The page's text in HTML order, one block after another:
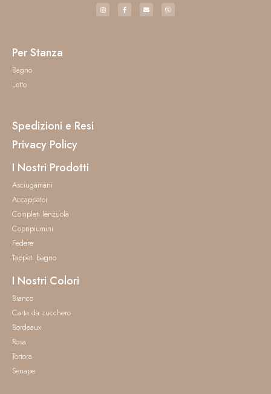
Per Stanza
Bagno
Letto
Spedizioni e Resi
Privacy Policy
I Nostri Prodotti
Asciugamani
Accappatoi
Completi lenzuola
Copripiumini
Federe
Tappeti bagno
I Nostri Colori
Bianco
Carta da zucchero
Bordeaux
Rosa
Tortora
Senape